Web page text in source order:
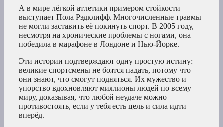
А в мире лёгкой атлетики примером стойкости
выступает Пола Рэдклифф. Многочисленные травмы
не могли заставить её покинуть спорт. В 2005 году,
несмотря на хронические проблемы с ногами, она
победила в марафоне в Лондоне и Нью-Йорке.
Эти истории подтверждают одну простую истину:
великие спортсмены не боятся падать, потому что
они знают, что смогут подняться. Их мужество и
упорство вдохновляют миллионы людей по всему
миру, доказывая, что любой неудаче можно
противостоять, если у тебя есть цель и сила идти
вперёд.